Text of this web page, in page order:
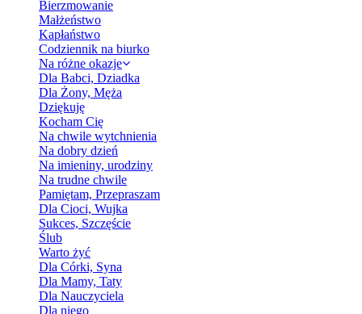
Bierzmowanie
Małżeństwo
Kapłaństwo
Codziennik na biurko
Na różne okazje
Dla Babci, Dziadka
Dla Żony, Męża
Dziękuję
Kocham Cię
Na chwile wytchnienia
Na dobry dzień
Na imieniny, urodziny
Na trudne chwile
Pamiętam, Przepraszam
Dla Cioci, Wujka
Sukces, Szczęście
Ślub
Warto żyć
Dla Córki, Syna
Dla Mamy, Taty
Dla Nauczyciela
Dla niego